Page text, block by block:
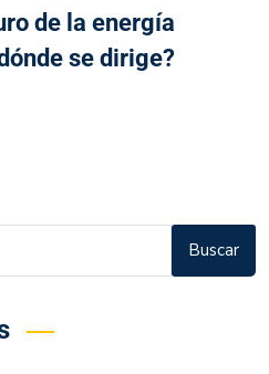
de la energía
se dirige?
Buscar